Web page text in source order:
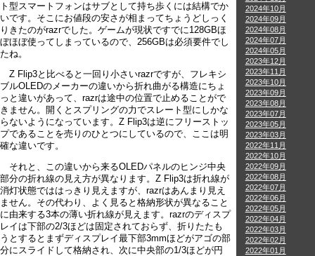
ト型スマートフォンはサブとして持ち歩くには結構でか
いです。そこにお値段の安さが相まってちょうどしっく
りきたのがrazrでした。ゲームが現状ですでに128GBほ
ぼほぼ使ってしまっているので、256GBは必須要件でし
たね。
Z Flip3と比べると一回り小さいrazrですが、フレキシ
ブルOLEDのメーカーの違いから折れ曲がる構造にちょ
っと違いがあって、razrは途中の位置で止めることがで
きません。開くとスプリングの力でスレート型にしかな
らないようになっています。Z Flip3は逆にフリーストッ
プであることを売りのひとつにしているので、ここは明
確な違いです。
それと、この違いから来るOLEDパネルのヒンジ中央
部分の折れ線の見え方が異なります。Z Flip3は折れ線が
消灯状態でははっきり見えますが、razrはあんまり見え
ません。その代わり、よく見ると格納形状が異なること
に由来する3本の薄い折れ線が見えます。razrのディスプ
レイは下部の2/3ほどは固定されておらず、折りたたも
うとするとまずディスプレイ最下部3mmほどがアゴの部
分にスライドして格納され、次に中央部の1/3ほどが円
2024年10月
2024年09月
2024年08月
2024年07月
2024年05月
2023年12月
2023年11月
2023年10月
2023年09月
2023年08月
2023年07月
2023年05月
2023年03月
2022年11月
2022年10月
2022年09月
2022年08月
2022年07月
2022年06月
2022年05月
2022年04月
2022年03月
2022年02月
2022年01月